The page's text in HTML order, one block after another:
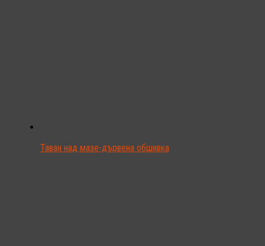
Таван над мазе-дървена обшивка